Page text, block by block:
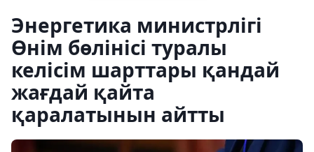
Энергетика министрлігі
Өнім бөлінісі туралы
келісім шарттары қандай
жағдай қайта
қаралатынын айтты